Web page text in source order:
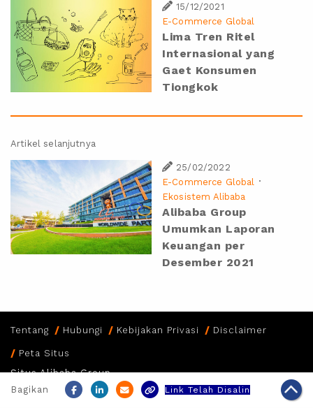
Bagikan Link Telah Disalin
15/12/2021
E-Commerce Global
Lima Tren Ritel
Internasional yang
Gaet Konsumen
Tiongkok
Artikel selanjutnya
25/02/2022
E-Commerce Global ·
Ekosistem Alibaba
Alibaba Group
Umumkan Laporan
Keuangan per
Desember 2021
Tentang Hubungi Kebijakan Privasi Disclaimer
Peta Situs
Situs Alibaba Group
Copyright Notice @2026 Alibaba Group Holding Limited and/or